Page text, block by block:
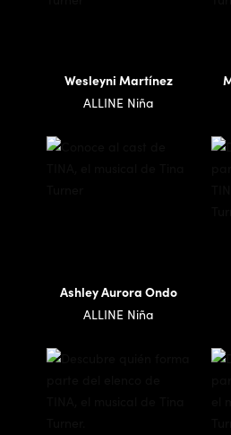
Wesleyni Martínez
ALLINE Niña
Ashley Aurora Ondo
ALLINE Niña